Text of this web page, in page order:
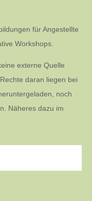
für Angestellte
Workshops.
externe Quelle
daran liegen bei
noch
Näheres dazu im